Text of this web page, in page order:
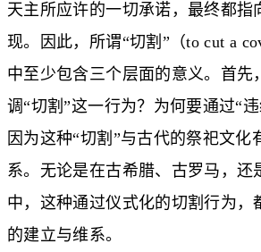
天主所应许的一切承诺，最终都指
现。因此，所谓“切割”（to cut a
中至少包含三个层面的意义。首先
调“切割”这一行为？为何要通过“
因为这种“切割”与古代的祭祀文化
系。无论是在古希腊、古罗马，还
中，这种通过仪式化的切割行为，
的建立与维系。